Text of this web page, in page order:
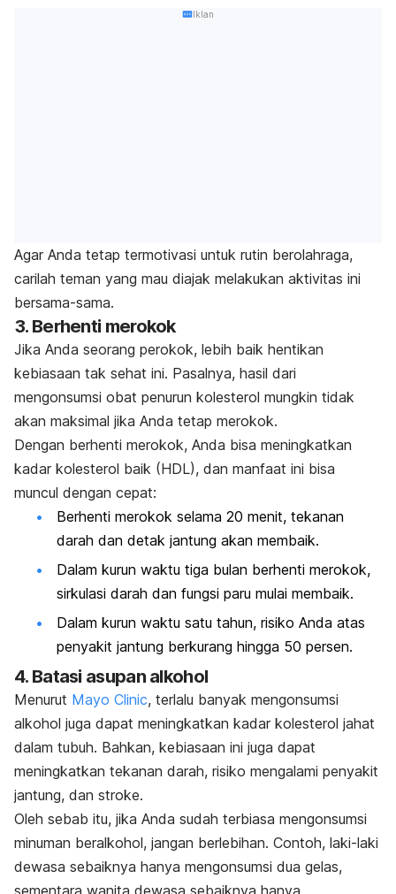
Iklan
Agar Anda tetap termotivasi untuk rutin berolahraga,
carilah teman yang mau diajak melakukan aktivitas ini
bersama-sama.
3. Berhenti merokok
Jika Anda seorang perokok, lebih baik hentikan
kebiasaan tak sehat ini. Pasalnya, hasil dari
mengonsumsi obat penurun kolesterol mungkin tidak
akan maksimal jika Anda tetap merokok.
Dengan berhenti merokok, Anda bisa meningkatkan
kadar kolesterol baik (HDL), dan manfaat ini bisa
muncul dengan cepat:
Berhenti merokok selama 20 menit, tekanan
darah dan detak jantung akan membaik.
Dalam kurun waktu tiga bulan berhenti merokok,
sirkulasi darah dan fungsi paru mulai membaik.
Dalam kurun waktu satu tahun, risiko Anda atas
penyakit jantung berkurang hingga 50 persen.
4. Batasi asupan alkohol
Menurut Mayo Clinic, terlalu banyak mengonsumsi
alkohol juga dapat meningkatkan kadar kolesterol jahat
dalam tubuh. Bahkan, kebiasaan ini juga dapat
meningkatkan tekanan darah, risiko mengalami penyakit
jantung, dan stroke.
Oleh sebab itu, jika Anda sudah terbiasa mengonsumsi
minuman beralkohol, jangan berlebihan. Contoh, laki-laki
dewasa sebaiknya hanya mengonsumsi dua gelas,
sementara wanita dewasa sebaiknya hanya